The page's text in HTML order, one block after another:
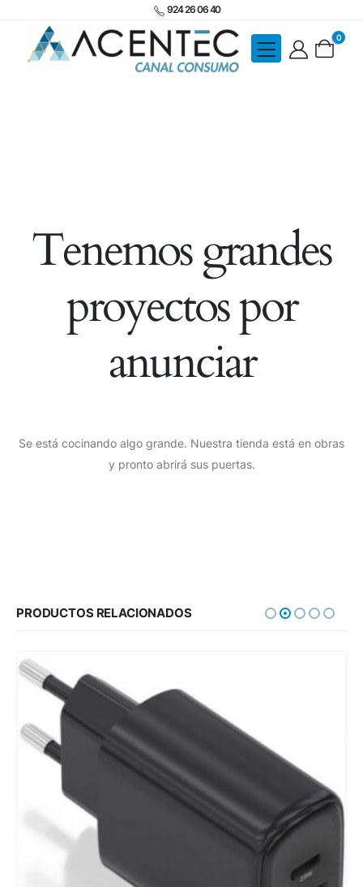
924 26 06 40
0
Tenemos grandes
proyectos por
anunciar
Se está cocinando algo grande. Nuestra tienda está en obras
y pronto abrirá sus puertas.
PRODUCTOS RELACIONADOS